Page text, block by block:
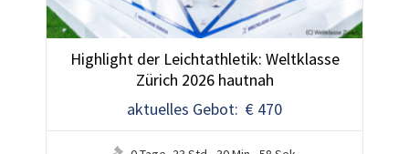
Highlight der Leichtathletik: Weltklasse
Zürich 2026 hautnah
aktuelles Gebot: € 470